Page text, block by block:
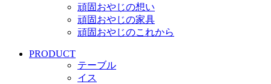
頑固おやじの想い
頑固おやじの家具
頑固おやじのこれから
PRODUCT
テーブル
イス